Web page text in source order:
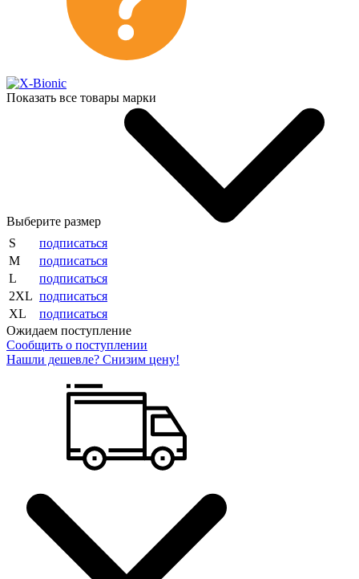
Показать все товары марки
Выберите размер
S
подписаться
M
подписаться
L
подписаться
2XL подписаться
XL
подписаться
Ожидаем поступление
Сообщить о поступлении
Нашли дешевле? Снизим цену!